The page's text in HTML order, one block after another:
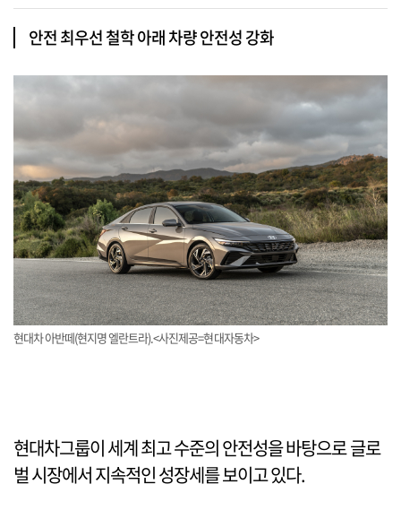
안전 최우선 철학 아래 차량 안전성 강화
현대차 아반떼(현지명 엘란트라).<사진제공=현대자동차>
현대차그룹이 세계 최고 수준의 안전성을 바탕으로 글로
벌 시장에서 지속적인 성장세를 보이고 있다.